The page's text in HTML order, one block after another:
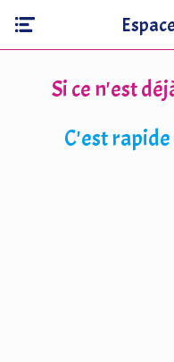
Si ce n'est
C'est